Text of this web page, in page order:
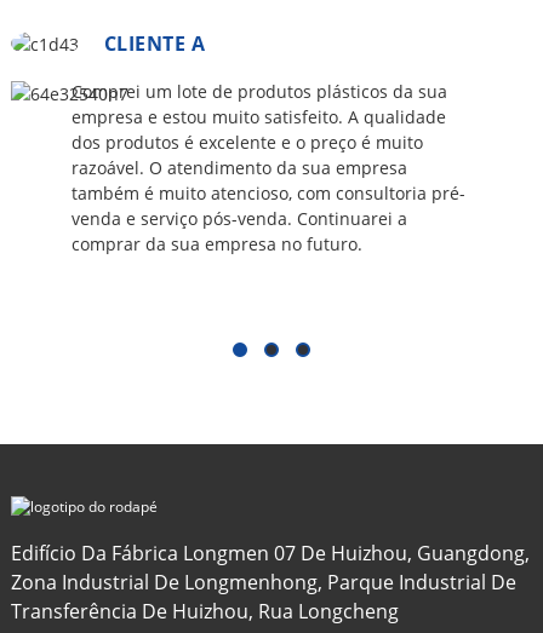
CLIENTE A
Comprei um lote de produtos plásticos da sua
empresa e estou muito satisfeito. A qualidade
dos produtos é excelente e o preço é muito
razoável. O atendimento da sua empresa
também é muito atencioso, com consultoria pré-
venda e serviço pós-venda. Continuarei a
comprar da sua empresa no futuro.
Edifício Da Fábrica Longmen 07 De Huizhou, Guangdong,
Zona Industrial De Longmenhong, Parque Industrial De
Transferência De Huizhou, Rua Longcheng